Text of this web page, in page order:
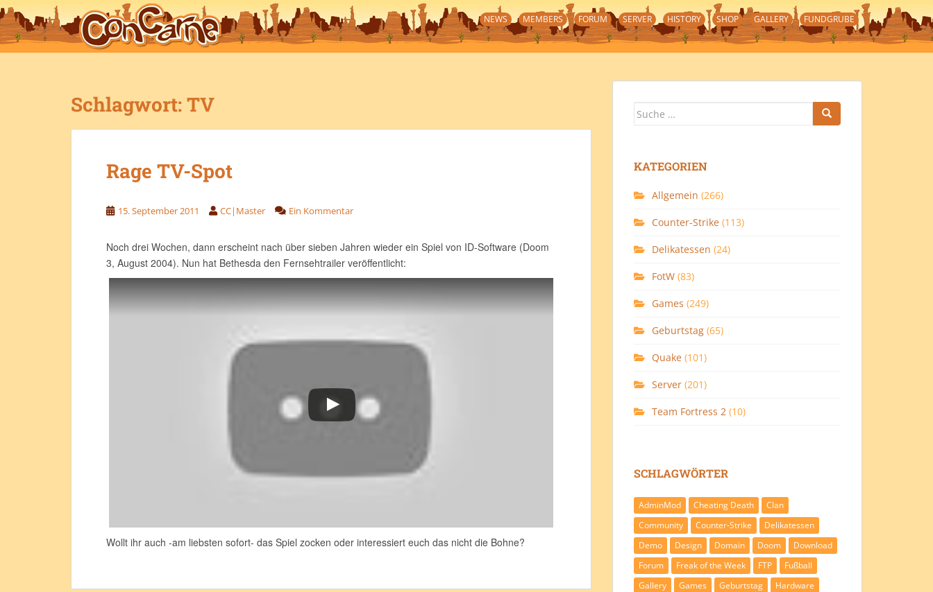
S
k
i
p
NEWS MEMBERS FORUM SERVER HISTORY SHOP GALLERY FUNDGRUBE
Schlagwort:TV
Rage TV-Spot
15. September 2011 CC|Master Ein Kommentar
Noch drei Wochen, dann erscheint nach über sieben Jahren wieder ein Spiel von ID-Software (Doom
3, August 2004). Nun hat Bethesda den Fernsehtrailer veröffentlicht:
Wollt ihr auch -am liebsten sofort- das Spiel zocken oder interessiert euch das nicht die Bohne?
Suche
KATEGORIEN
Allgemein (266)
Counter-Strike (113)
Delikatessen (24)
FotW (83)
Games (249)
Geburtstag (65)
Quake (101)
Server (201)
Team Fortress 2 (10)
SCHLAGWÖRTER
AdminMod Cheating Death
Clan
Community
Counter-Strike
Delikatessen
Demo
Design Domain Doom
Download
Forum
Freak of the Week FTP
Fußball
Gallery
Games Geburtstag
Hardware